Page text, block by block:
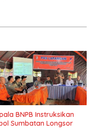
BNPB Instruksikan
Sumbatan Longsor